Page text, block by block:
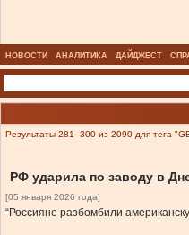
НОВОСТИ АНАЛИТИКА ДАЙДЖЕСТ
Результаты 281–300 из 2090 для тега
РФ ударила по заводу в
[05 января 2026 года]
“Россияне разбомбили